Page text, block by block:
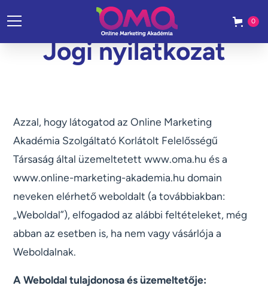
0
Jogi nyilatkozat
Azzal, hogy látogatod az Online Marketing
Akadémia Szolgáltató Korlátolt Felelősségű
Társaság által üzemeltetett www.oma.hu és a
www.online-marketing-akademia.hu domain
neveken elérhető weboldalt (a továbbiakban:
„Weboldal”), elfogadod az alábbi feltételeket, még
abban az esetben is, ha nem vagy vásárlója a
Weboldalnak.
A Weboldal tulajdonosa és üzemeltetője: